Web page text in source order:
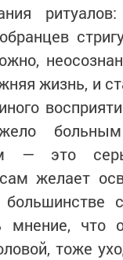
ритуалов:
жизнь, и
— это
желает
мнение,
тоже